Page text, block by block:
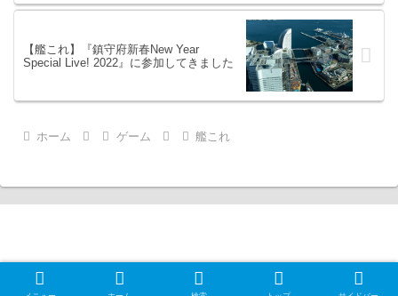
【艦これ】『鎮守府新春New Year
Special Live! 2022』に参加してきました
ホーム ゲーム 艦これ
© 2012 Null Gamer Exception.